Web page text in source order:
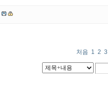
처음 1 2 3